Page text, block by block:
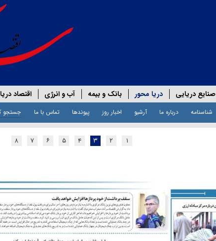
صنایع دریایی دریا محور بانک و بیمه آب و انرژی اقتصاد دریا
شناسنامه درباره ما آرشیو اخبار روز پیوندها تماس با ما
۱ ۲ ۳ ۴ ۵ ۶ ۷ ۸